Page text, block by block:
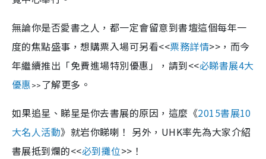
無論你是否愛書之人，都一定會留意到書壇這個每年一
度的焦點盛事，想購票入場可另看<<票務詳情>>，而今
年繼續推出「免費進場特別優惠」，請到<<必睇書展4大
優惠>>了解更多。
如果追星、睇星是你去書展的原因，這麼《2015書展10
大名人活動》就岩你睇喇！ 另外，UHK率先為大家介紹
書展抵到爛的<<必到攤位>>！